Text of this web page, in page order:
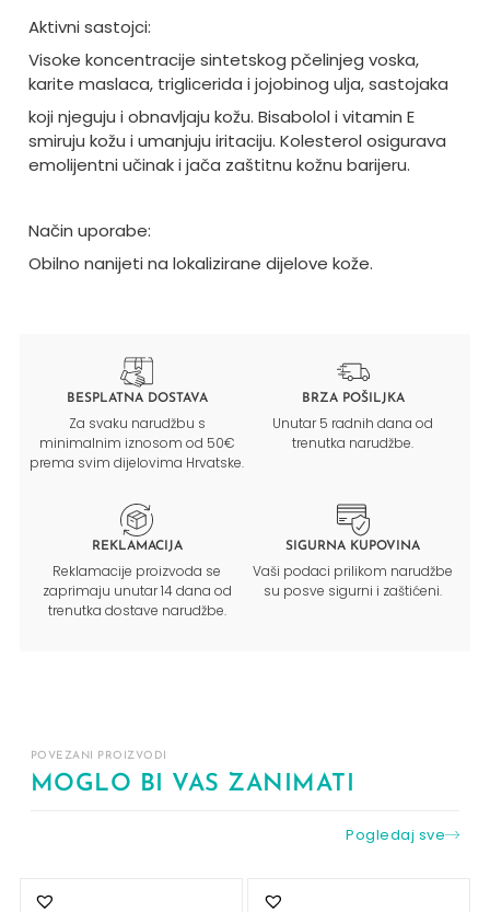
Aktivni sastojci:
Visoke koncentracije sintetskog pčelinjeg voska,
karite maslaca, triglicerida i jojobinog ulja, sastojaka
koji njeguju i obnavljaju kožu. Bisabolol i vitamin E
smiruju kožu i umanjuju iritaciju. Kolesterol osigurava
emolijentni učinak i jača zaštitnu kožnu barijeru.
Način uporabe:
Obilno nanijeti na lokalizirane dijelove kože.
BESPLATNA DOSTAVA
Za svaku narudžbu s
minimalnim iznosom od 50€
prema svim dijelovima Hrvatske.
BRZA POŠILJKA
Unutar 5 radnih dana od
trenutka narudžbe.
REKLAMACIJA
Reklamacije proizvoda se
zaprimaju unutar 14 dana od
trenutka dostave narudžbe.
SIGURNA KUPOVINA
Vaši podaci prilikom narudžbe
su posve sigurni i zaštićeni.
POVEZANI PROIZVODI
MOGLO BI VAS ZANIMATI
Pogledaj sve